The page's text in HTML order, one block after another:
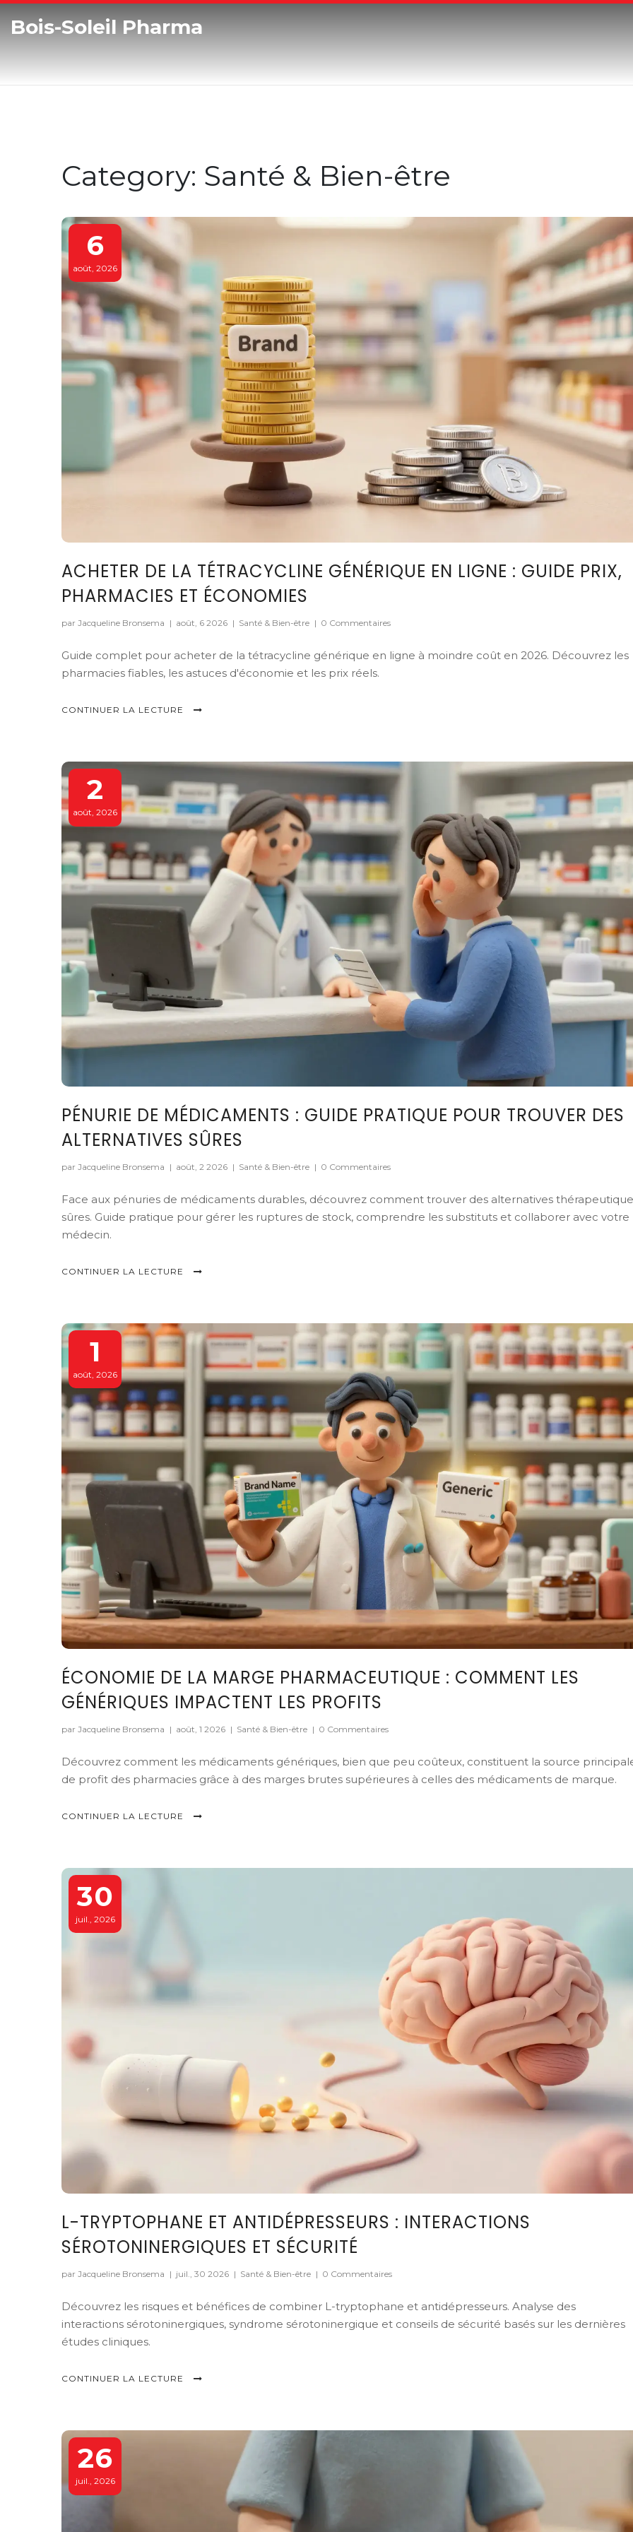
Bois-Soleil Pharma
Category: Santé & Bien-être
6
août, 2026
ACHETER DE LA TÉTRACYCLINE GÉNÉRIQUE EN LIGNE : GUIDE PRIX,
PHARMACIES ET ÉCONOMIES
par Jacqueline Bronsema | août, 6 2026 | Santé & Bien-être | 0 Commentaires
Guide complet pour acheter de la tétracycline générique en ligne à moindre coût en 2026. Découvrez les
pharmacies fiables, les astuces d'économie et les prix réels.
CONTINUER LA LECTURE
2
août, 2026
PÉNURIE DE MÉDICAMENTS : GUIDE PRATIQUE POUR TROUVER DES
ALTERNATIVES SÛRES
par Jacqueline Bronsema | août, 2 2026 | Santé & Bien-être | 0 Commentaires
Face aux pénuries de médicaments durables, découvrez comment trouver des alternatives
sûres. Guide pratique pour gérer les ruptures de stock, comprendre les substituts et collaborer avec votre
médecin.
CONTINUER LA LECTURE
1
août, 2026
ÉCONOMIE DE LA MARGE PHARMACEUTIQUE : COMMENT LES
GÉNÉRIQUES IMPACTENT LES PROFITS
par Jacqueline Bronsema | août, 1 2026 | Santé & Bien-être | 0 Commentaires
Découvrez comment les médicaments génériques, bien que peu coûteux, constituent la source
de profit des pharmacies grâce à des marges brutes supérieures à celles des médicaments de marque.
CONTINUER LA LECTURE
30
juil., 2026
L-TRYPTOPHANE ET ANTIDÉPRESSEURS : INTERACTIONS
SÉROTONINERGIQUES ET SÉCURITÉ
par Jacqueline Bronsema | juil., 30 2026 | Santé & Bien-être | 0 Commentaires
Découvrez les risques et bénéfices de combiner L-tryptophane et antidépresseurs. Analyse des
interactions sérotoninergiques, syndrome sérotoninergique et conseils de sécurité basés sur les dernières
études cliniques.
CONTINUER LA LECTURE
26
juil., 2026